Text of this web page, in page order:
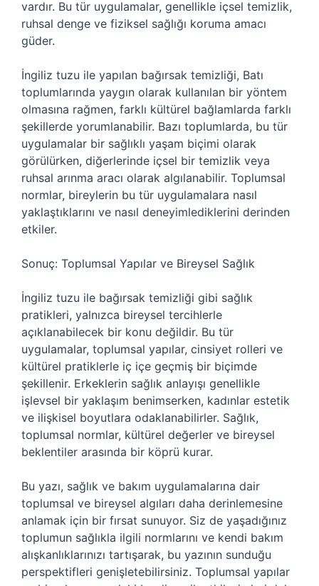
vardır. Bu tür uygulamalar, genellikle içsel temizlik,
ruhsal denge ve fiziksel sağlığı koruma amacı
güder.
İngiliz tuzu ile yapılan bağırsak temizliği, Batı
toplumlarında yaygın olarak kullanılan bir yöntem
olmasına rağmen, farklı kültürel bağlamlarda farklı
şekillerde yorumlanabilir. Bazı toplumlarda, bu tür
uygulamalar bir sağlıklı yaşam biçimi olarak
görülürken, diğerlerinde içsel bir temizlik veya
ruhsal arınma aracı olarak algılanabilir. Toplumsal
normlar, bireylerin bu tür uygulamalara nasıl
yaklaştıklarını ve nasıl deneyimlediklerini derinden
etkiler.
Sonuç: Toplumsal Yapılar ve Bireysel Sağlık
İngiliz tuzu ile bağırsak temizliği gibi sağlık
pratikleri, yalnızca bireysel tercihlerle
açıklanabilecek bir konu değildir. Bu tür
uygulamalar, toplumsal yapılar, cinsiyet rolleri ve
kültürel pratiklerle iç içe geçmiş bir biçimde
şekillenir. Erkeklerin sağlık anlayışı genellikle
işlevsel bir yaklaşım benimserken, kadınlar estetik
ve ilişkisel boyutlara odaklanabilirler. Sağlık,
toplumsal normlar, kültürel değerler ve bireysel
beklentiler arasında bir köprü kurar.
Bu yazı, sağlık ve bakım uygulamalarına dair
toplumsal ve bireysel algıları daha derinlemesine
anlamak için bir fırsat sunuyor. Siz de yaşadığınız
toplumun sağlıkla ilgili normlarını ve kendi bakım
alışkanlıklarınızı tartışarak, bu yazının sunduğu
perspektifleri genişletebilirsiniz. Toplumsal yapılar